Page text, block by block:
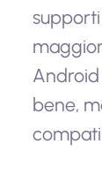
bene,